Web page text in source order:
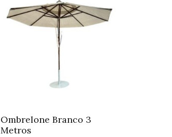
Ombrelone Branco 3
Metros